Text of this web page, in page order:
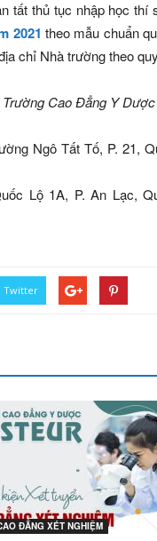
tất thủ tục nhập học
2021 theo mẫu chuẩn
chỉ Nhà trường theo
Cao Đẳng Y
Ngô Tất Tố, P. 21,
Lộ 1A, P. An Lạc,
Twitter
ĐẲNG XÉT NGHIỆM